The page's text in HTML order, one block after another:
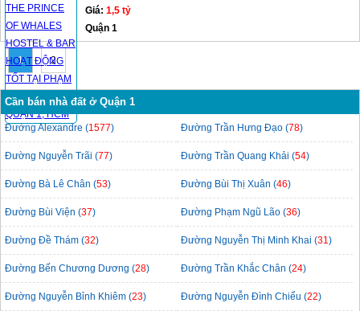
Giá: 1,5 tỷ
Quận 1
1 2
Cần bán nhà đất ở Quận 1
Đường Alexandre (1577) Đường Trần Hưng Đạo (78)
Đường Nguyễn Trãi (77) Đường Trần Quang Khải (54)
Đường Bà Lê Chân (53) Đường Bùi Thị Xuân (46)
Đường Bùi Viện (37) Đường Phạm Ngũ Lão (36)
Đường Đề Thám (32) Đường Nguyễn Thị Minh Khai (31)
Đường Bến Chương Dương (28) Đường Trần Khắc Chân (24)
Đường Nguyễn Bỉnh Khiêm (23) Đường Nguyễn Đình Chiểu (22)